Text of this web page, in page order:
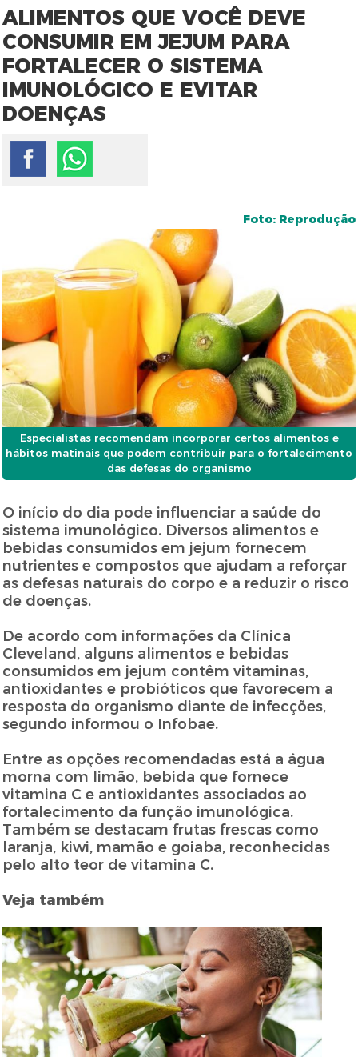
ALIMENTOS QUE VOCÊ DEVE
CONSUMIR EM JEJUM PARA
FORTALECER O SISTEMA
IMUNOLÓGICO E EVITAR
DOENÇAS
Foto: Reprodução
Especialistas recomendam incorporar certos alimentos e
hábitos matinais que podem contribuir para o fortalecimento
das defesas do organismo
O início do dia pode influenciar a saúde do
sistema imunológico. Diversos alimentos e
bebidas consumidos em jejum fornecem
nutrientes e compostos que ajudam a reforçar
as defesas naturais do corpo e a reduzir o risco
de doenças.
De acordo com informações da Clínica
Cleveland, alguns alimentos e bebidas
consumidos em jejum contêm vitaminas,
antioxidantes e probióticos que favorecem a
resposta do organismo diante de infecções,
segundo informou o Infobae.
Entre as opções recomendadas está a água
morna com limão, bebida que fornece
vitamina C e antioxidantes associados ao
fortalecimento da função imunológica.
Também se destacam frutas frescas como
laranja, kiwi, mamão e goiaba, reconhecidas
pelo alto teor de vitamina C.
Veja também